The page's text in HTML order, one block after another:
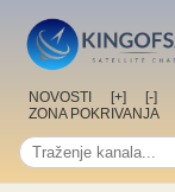
NOVOSTI [+] [-]
ZONA POKRIVANJA